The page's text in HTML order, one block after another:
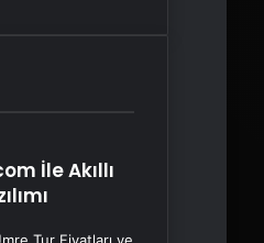
İle Akıllı